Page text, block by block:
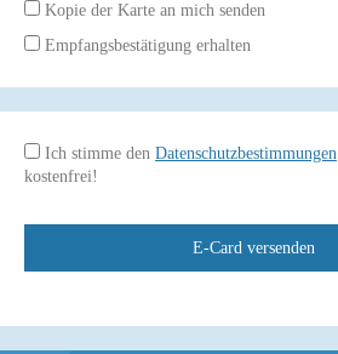
Kopie der Karte an mich senden
Empfangsbestätigung erhalten
Ich stimme den Datenschutzbestimmungen
kostenfrei!